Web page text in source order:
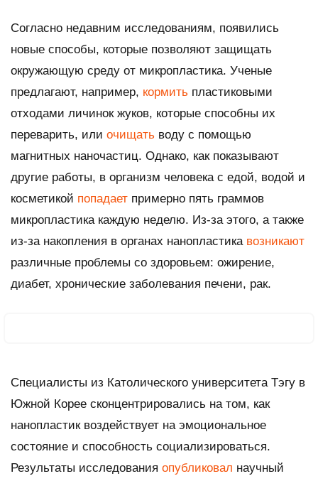
Согласно недавним исследованиям, появились
новые способы, которые позволяют защищать
окружающую среду от микропластика. Ученые
предлагают, например, кормить пластиковыми
отходами личинок жуков, которые способны их
переварить, или очищать воду с помощью
магнитных наночастиц. Однако, как показывают
другие работы, в организм человека с едой, водой и
косметикой попадает примерно пять граммов
микропластика каждую неделю. Из-за этого, а также
из-за накопления в органах нанопластика возникают
различные проблемы со здоровьем: ожирение,
диабет, хронические заболевания печени, рак.
Специалисты из Католического университета Тэгу в
Южной Корее сконцентрировались на том, как
нанопластик воздействует на эмоциональное
состояние и способность социализироваться.
Результаты исследования опубликовал научный